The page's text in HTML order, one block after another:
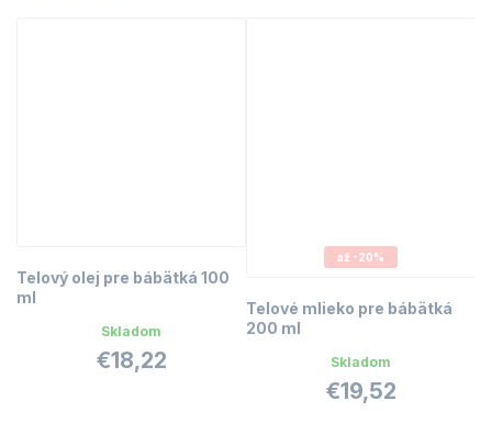
Telový olej pre bábätká 100
ml
Skladom
€18,22
až -20%
Telové mlieko pre bábätká
200 ml
Skladom
€19,52